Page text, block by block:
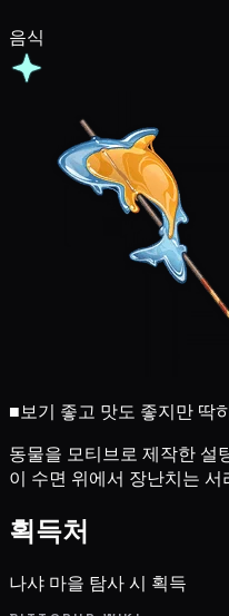
음식
■보기 좋고 맛도 좋지만 딱
동물을 모티브로 제작한 설
이 수면 위에서 장난치는
획득처
나샤 마을 탐사 시 획득